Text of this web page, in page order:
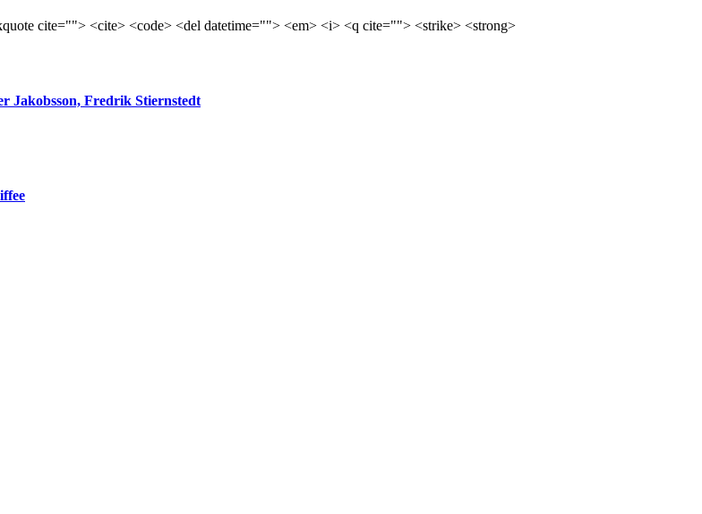
cite=""> <cite> <code> <del datetime=""> <em> <i> <q cite=""> <strike> <strong>
Jakobsson, Fredrik Stiernstedt